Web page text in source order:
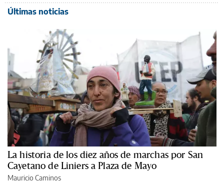
Últimas noticias
La historia de los diez años de marchas por San
Cayetano de Liniers a Plaza de Mayo
Mauricio Caminos